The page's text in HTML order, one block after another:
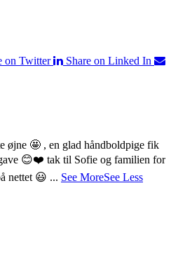
on Twitter
Share on Linked In
øjne 🤩 , en glad håndboldpige fik
😊❤️ tak til Sofie og familien for
nettet 😃 ... See MoreSee Less